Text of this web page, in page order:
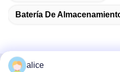
Batería De
alice